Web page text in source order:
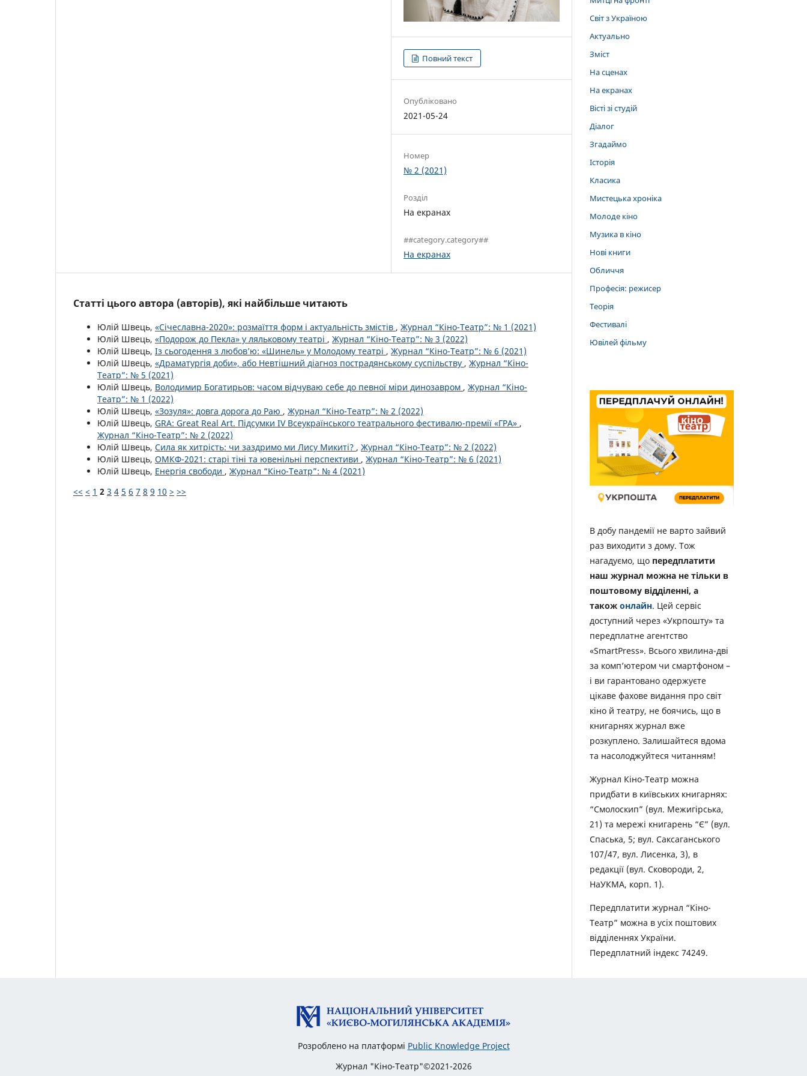
Повний текст
Опубліковано
2021-05-24
Номер
№ 2 (2021)
Розділ
На екранах
##category.category##
На екранах
Статті цього автора (авторів), які найбільше читають
Юлій Швець, «Січеславна-2020»: розмаїття форм і актуальність змістів , Журнал “Кіно-Театр”: № 1 (2021)
Юлій Швець, «Подорож до Пекла» у ляльковому театрі , Журнал “Кіно-Театр”: № 3 (2022)
Юлій Швець, Із сьогодення з любов’ю: «Шинель» у Молодому театрі , Журнал “Кіно-Театр”: № 6 (2021)
Юлій Швець, «Драматургія доби», або Невтішний діагноз пострадянському суспільству , Журнал “Кіно-
Театр”: № 5 (2021)
Юлій Швець, Володимир Богатирьов: часом відчуваю себе до певної міри динозавром , Журнал “Кіно-
Театр”: № 1 (2022)
Юлій Швець, «Зозуля»: довга дорога до Раю , Журнал “Кіно-Театр”: № 2 (2022)
Юлій Швець, GRA: Great Real Art. Підсумки IV Всеукраїнського театрального фестивалю-премії «ГРА» ,
Журнал “Кіно-Театр”: № 2 (2022)
Юлій Швець, Сила як хитрість: чи заздримо ми Лису Микиті? , Журнал “Кіно-Театр”: № 2 (2022)
Юлій Швець, ОМКФ-2021: старі тіні та ювенільні перспективи , Журнал “Кіно-Театр”: № 6 (2021)
Юлій Швець, Енергія свободи , Журнал “Кіно-Театр”: № 4 (2021)
<< < 1 2 3 4 5 6 7 8 9 10 > >>
Світ з Україною
Актуально
Зміст
На сценах
На екранах
Вісті зі студій
Діалог
Згадаймо
Історія
Класика
Мистецька хроніка
Молоде кіно
Музика в кіно
Нові книги
Обличчя
Професія: режисер
Теорія
Фестивалі
Ювілей фільму
В добу пандемії не варто зайвий
раз виходити з дому. Тож
нагадуємо, що передплатити
наш журнал можна не тільки в
поштовому відділенні, а
також онлайн. Цей сервіс
доступний через «Укрпошту» та
передплатне агентство
«SmartPress». Всього хвилина-дві
за комп’ютером чи смартфоном –
і ви гарантовано одержуєте
цікаве фахове видання про світ
кіно й театру, не боячись, що в
книгарнях журнал вже
розкуплено. Залишайтеся вдома
та насолоджуйтеся читанням!
Журнал Кіно-Театр можна
придбати в київських книгарнях:
“Смолоскип” (вул. Межигірська,
21) та мережі книгарень “Є” (вул.
Спаська, 5; вул. Саксаганського
107/47, вул. Лисенка, 3), в
редакції (вул. Сковороди, 2,
НаУКМА, корп. 1).
Передплатити журнал “Кіно-
Театр” можна в усіх поштових
відділеннях України.
Передплатний індекс 74249.
Розроблено на платформі Public Knowledge Project
Журнал "Кіно-Театр"©2021-2026